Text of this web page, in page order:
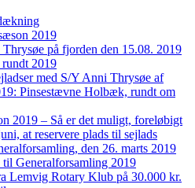
2019
på fjorden den 15.08. 2019
2019
med S/Y Anni Thrysøe af
Pinsestævne Holbæk, rundt om
2019 – Så er det muligt, foreløbigt
at reservere plads til sejlads
den 26. marts 2019
til Generalforsamling 2019
Lemvig Rotary Klub på 30.000 kr.